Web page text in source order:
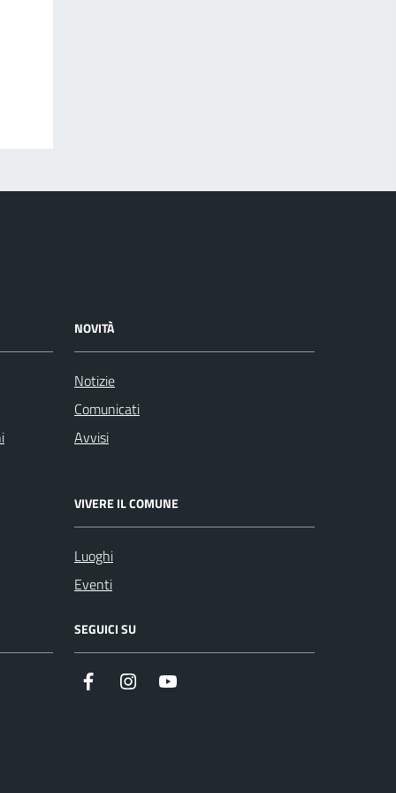
NOVITÀ
Notizie
Comunicati
Avvisi
VIVERE IL COMUNE
Luoghi
Eventi
SEGUICI SU
Facebook Instagram